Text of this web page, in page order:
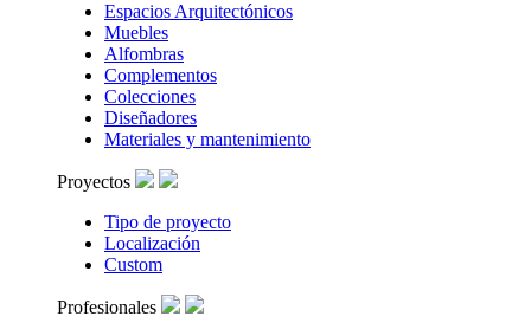
Espacios Arquitectónicos
Muebles
Alfombras
Complementos
Colecciones
Diseñadores
Materiales y mantenimiento
Proyectos
Tipo de proyecto
Localización
Custom
Profesionales